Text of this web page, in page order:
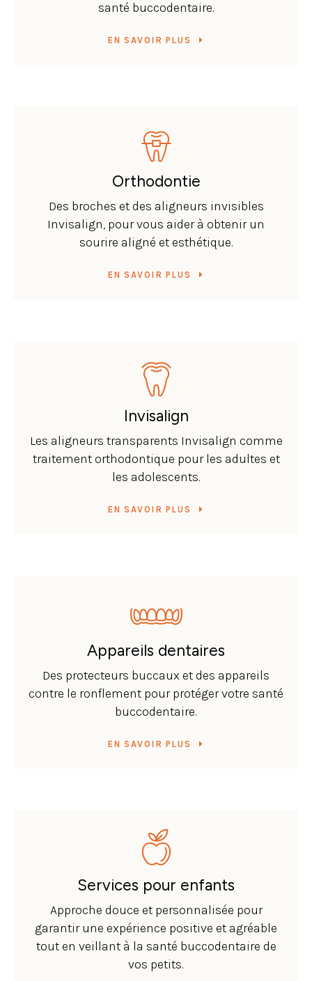
santé buccodentaire.
EN SAVOIR PLUS
Orthodontie
Des broches et des aligneurs invisibles
Invisalign, pour vous aider à obtenir un
sourire aligné et esthétique.
EN SAVOIR PLUS
Invisalign
Les aligneurs transparents Invisalign comme
traitement orthodontique pour les adultes et
les adolescents.
EN SAVOIR PLUS
Appareils dentaires
Des protecteurs buccaux et des appareils
contre le ronflement pour protéger votre santé
buccodentaire.
EN SAVOIR PLUS
Services pour enfants
Approche douce et personnalisée pour
garantir une expérience positive et agréable
tout en veillant à la santé buccodentaire de
vos petits.